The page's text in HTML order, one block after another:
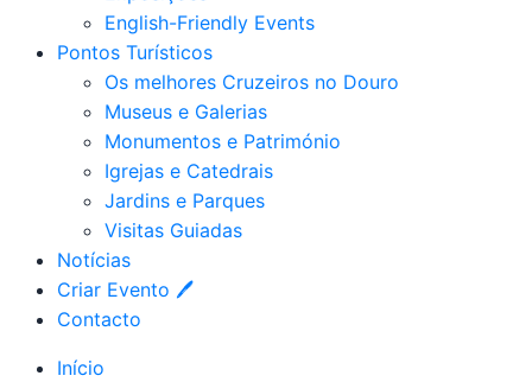
English-Friendly Events
Pontos Turísticos
Os melhores Cruzeiros no Douro​
Museus e Galerias
Monumentos e Património
Igrejas e Catedrais
Jardins e Parques
Visitas Guiadas
Notícias
Criar Evento 🖊
Contacto
Início